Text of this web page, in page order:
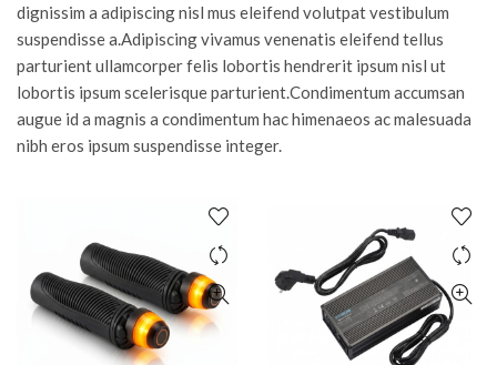
dignissim a adipiscing nisl mus eleifend volutpat vestibulum
suspendisse a.Adipiscing vivamus venenatis eleifend tellus
parturient ullamcorper felis lobortis hendrerit ipsum nisl ut
lobortis ipsum scelerisque parturient.Condimentum accumsan
augue id a magnis a condimentum hac himenaeos ac malesuada
nibh eros ipsum suspendisse integer.